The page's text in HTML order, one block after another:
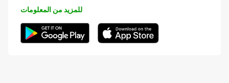
للمزيد من المعلومات